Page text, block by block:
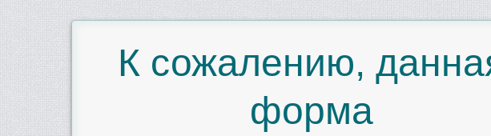
К сожалению,
форма